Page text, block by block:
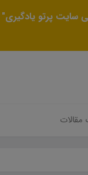
سایت پرتو یادگیری"
مقالات